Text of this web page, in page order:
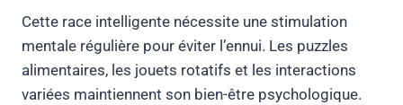
Cette race intelligente nécessite une stimulation
mentale régulière pour éviter l’ennui. Les puzzles
alimentaires, les jouets rotatifs et les interactions
variées maintiennent son bien-être psychologique.